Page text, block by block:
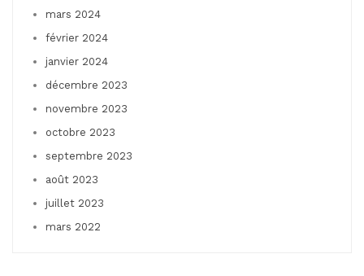
mars 2024
février 2024
janvier 2024
décembre 2023
novembre 2023
octobre 2023
septembre 2023
août 2023
juillet 2023
mars 2022